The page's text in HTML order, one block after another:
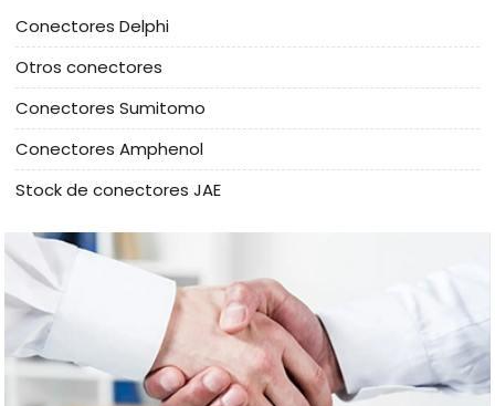
Conectores Delphi
Otros conectores
Conectores Sumitomo
Conectores Amphenol
Stock de conectores JAE